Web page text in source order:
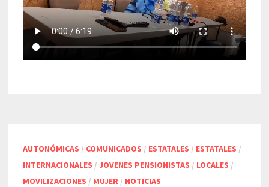
AUTONÓMICAS / COMUNICADOS / ESTATALES / ESTATALES /
INTERNACIONALES / JOVENES PENSIONISTAS / LOCALES /
MOVILIZACIONES / MUJER/ NOTICIAS